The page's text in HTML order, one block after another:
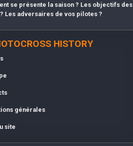
se présente la saison ? Les objectifs des
Les adversaires de vos pilotes ?
HISTORY
générales
site